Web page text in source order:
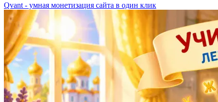
Qvant - умная монетизация сайта в один клик